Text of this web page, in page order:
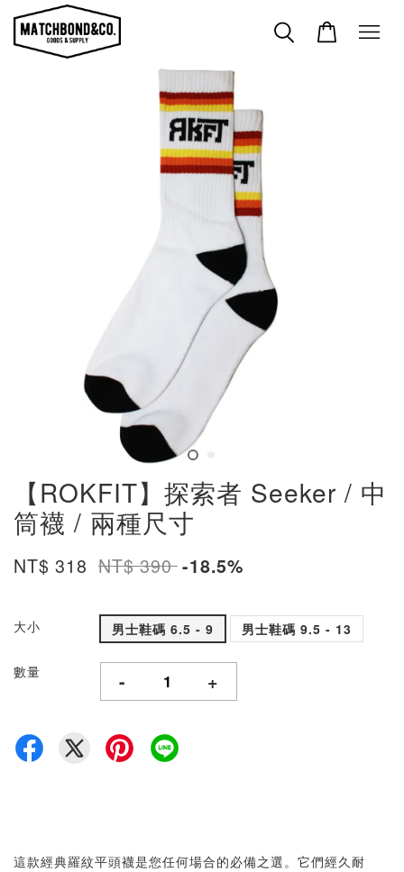
【ROKFIT】探索者 Seeker / 中
筒襪 / 兩種尺寸
NT$ 318 NT$ 390-18.5%
大小 男士鞋碼 6.5 - 9 男士鞋碼 9.5 - 13
數量 - +
這款經典羅紋平頭襪是您任何場合的必備之選。它們經久耐